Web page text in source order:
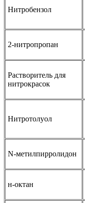
Нитробензол
2-нитропропан
Растворитель для
нитрокрасок
Нитротолуол
N-метилпирролидон
н-октан